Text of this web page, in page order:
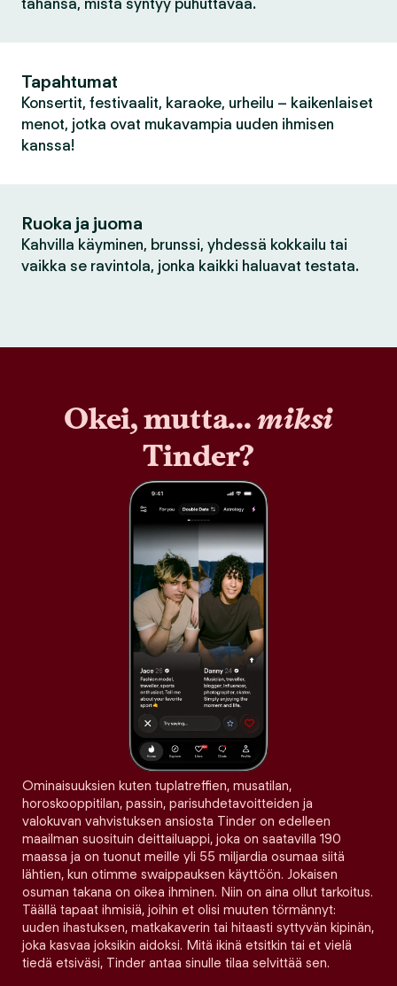
tahansa, mistä syntyy puhuttavaa.
Tapahtumat
Konsertit, festivaalit, karaoke, urheilu – kaikenlaiset
menot, jotka ovat mukavampia uuden ihmisen
kanssa!
Ruoka ja juoma
Kahvilla käyminen, brunssi, yhdessä kokkailu tai
vaikka se ravintola, jonka kaikki haluavat testata.
Okei, mutta...miksi
Tinder?
Ominaisuuksien kuten tuplatreffien, musatilan,
horoskooppitilan, passin, parisuhdetavoitteiden ja
valokuvan vahvistuksen ansiosta Tinder on edelleen
maailman suosituin deittailuappi, joka on saatavilla 190
maassa ja on tuonut meille yli 55 miljardia osumaa siitä
lähtien, kun otimme swaippauksen käyttöön. Jokaisen
osuman takana on oikea ihminen. Niin on aina ollut tarkoitus.
Täällä tapaat ihmisiä, joihin et olisi muuten törmännyt:
uuden ihastuksen, matkakaverin tai hitaasti syttyvän kipinän,
joka kasvaa joksikin aidoksi. Mitä ikinä etsitkin tai et vielä
tiedä etsiväsi, Tinder antaa sinulle tilaa selvittää sen.